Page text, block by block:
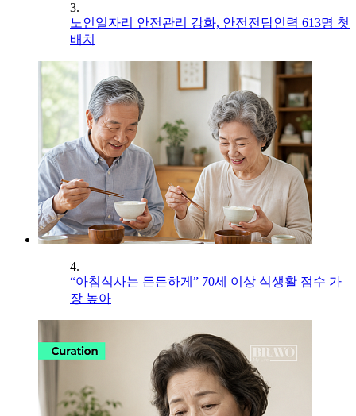
3.
노인일자리 안전관리 강화, 안전전담인력 613명 첫
배치
4.
“아침식사는 든든하게” 70세 이상 식생활 점수 가
장 높아